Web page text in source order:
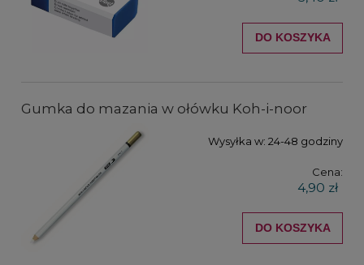
DO KOSZYKA
Gumka do mazania w ołówku Koh-i-noor
Wysyłka w: 24-48 godziny
Cena:
4,90 zł
DO KOSZYKA